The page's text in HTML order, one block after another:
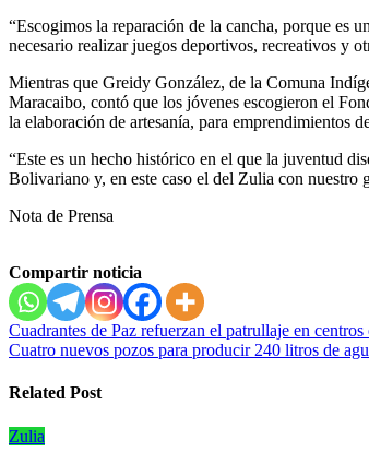
“Escogimos la reparación de la cancha, porque es
necesario realizar juegos deportivos, recreativos y
Mientras que Greidy González, de la Comuna
Maracaibo, contó que los jóvenes escogieron el
la elaboración de artesanía, para emprendimientos
“Este es un hecho histórico en el que la juventud
Bolivariano y, en este caso el del Zulia con nuestro
Nota de Prensa
Compartir noticia
Navegación
de
entradas
Cuadrantes de Paz refuerzan el patrullaje en
Cuatro nuevos pozos para producir 240 litros de
Related Post
Zulia